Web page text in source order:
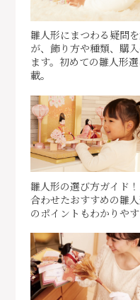
雛人形にまつわる疑問
が、飾り方や種類、購
ます。初めての雛人形
載。
雛人形の選び方ガイド
合わせたおすすめの雛
のポイントもわかりやす